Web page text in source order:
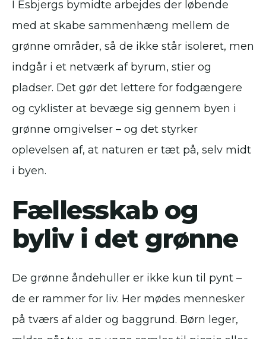
I Esbjergs bymidte arbejdes der løbende
med at skabe sammenhæng mellem de
grønne områder, så de ikke står isoleret, men
indgår i et netværk af byrum, stier og
pladser. Det gør det lettere for fodgængere
og cyklister at bevæge sig gennem byen i
grønne omgivelser – og det styrker
oplevelsen af, at naturen er tæt på, selv midt
i byen.
Fællesskab og
byliv i det grønne
De grønne åndehuller er ikke kun til pynt –
de er rammer for liv. Her mødes mennesker
på tværs af alder og baggrund. Børn leger,